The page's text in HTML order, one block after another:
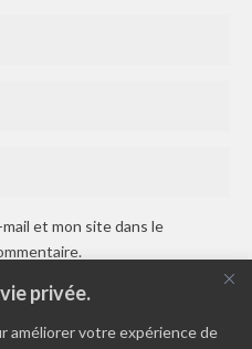
privée.
améliorer votre expérience de
et mon site dans le